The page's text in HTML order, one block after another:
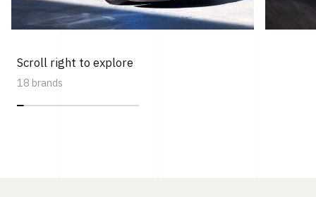
Scroll right to explore
18 brands